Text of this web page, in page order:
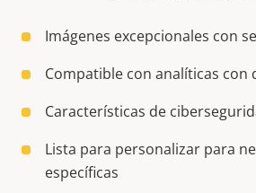
Imágenes excepcionales con
Compatible con analíticas con
Características de
Lista para personalizar para
específicas